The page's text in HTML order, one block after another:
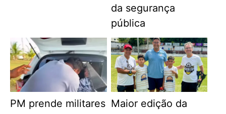
da segurança
pública
PM prende militares Maior edição da